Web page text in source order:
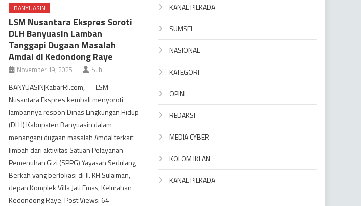
BANYUASIN
LSM Nusantara Ekspres Soroti
DLH Banyuasin Lamban
Tanggapi Dugaan Masalah
Amdal di Kedondong Raye
November 19, 2025 Suh
BANYUASIN|KabarRI.com, — LSM
Nusantara Ekspres kembali menyoroti
lambannya respon Dinas Lingkungan Hidup
(DLH) Kabupaten Banyuasin dalam
menangani dugaan masalah Amdal terkait
limbah dari aktivitas Satuan Pelayanan
Pemenuhan Gizi (SPPG) Yayasan Sedulang
Berkah yang berlokasi di Jl. KH Sulaiman,
depan Komplek Villa Jati Emas, Kelurahan
Kedondong Raye. Post Views: 64
KANAL PILKADA
SUMSEL
NASIONAL
KATEGORI
OPINI
REDAKSI
MEDIA CYBER
KOLOM IKLAN
KANAL PILKADA